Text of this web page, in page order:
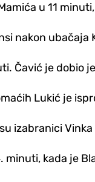
u 11
nakon
Čavić je dobio
Lukić je
izabranici
minuti, kada je